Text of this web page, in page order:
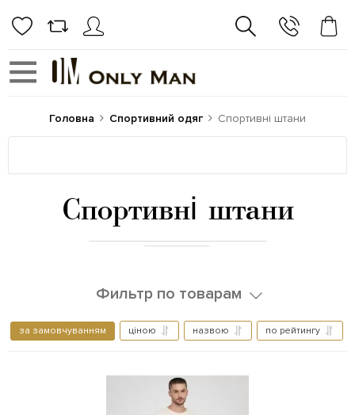
Головна Спортивний одяг Спортивні штани
Спортивні штани
Фильтр по товарам
за замовчуванням ціною назвою по рейтингу